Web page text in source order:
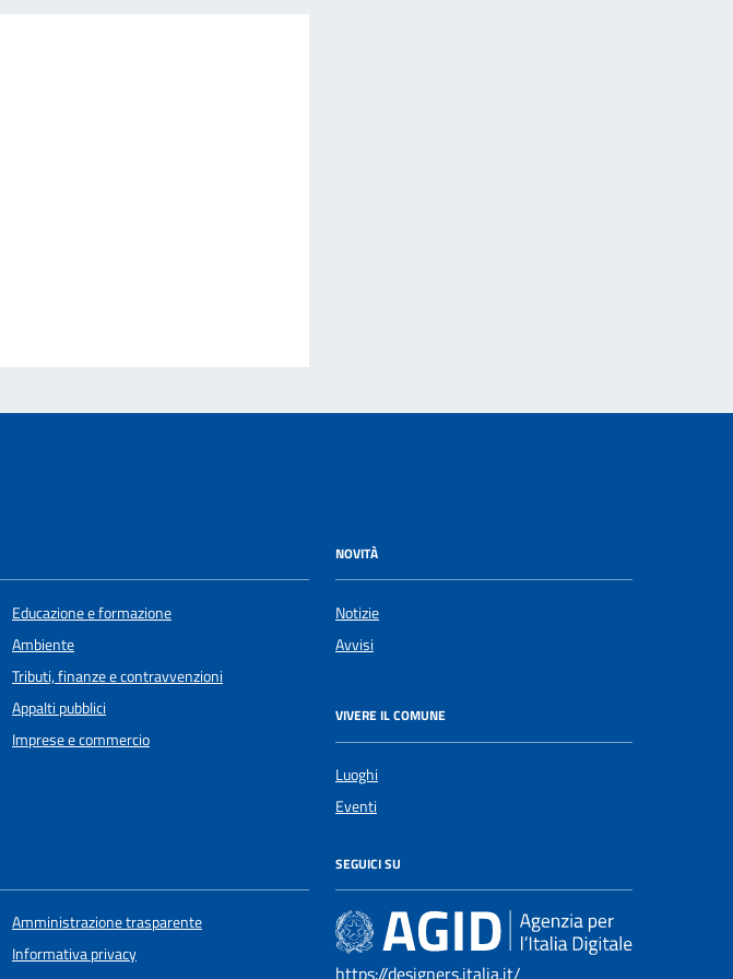
Educazione e formazione
Ambiente
Tributi, finanze e contravvenzioni
Appalti pubblici
Imprese e commercio
NOVITÀ
Notizie
Avvisi
VIVERE IL COMUNE
Luoghi
Eventi
Amministrazione trasparente
Informativa privacy
SEGUICI SU
https://designers.italia.it/